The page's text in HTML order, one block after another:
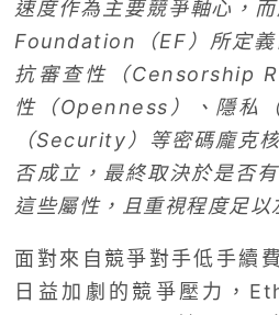
速度作為主要競爭軸心，
Foundation（EF）所定
抗審查性（Censorship
性（Openness）、隱私
（Security）等密碼龐克
否成立，最終取決於是否
這些屬性，且重視程度足以
面對來自競爭對手低手續
日益加劇的競爭壓力，